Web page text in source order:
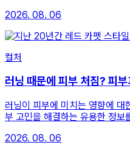
2026. 08. 06
컬처
러닝 때문에 피부 처짐? 피
러닝이 피부에 미치는 영향에 대
부 고민을 해결하는 유용한 정보
2026. 08. 06